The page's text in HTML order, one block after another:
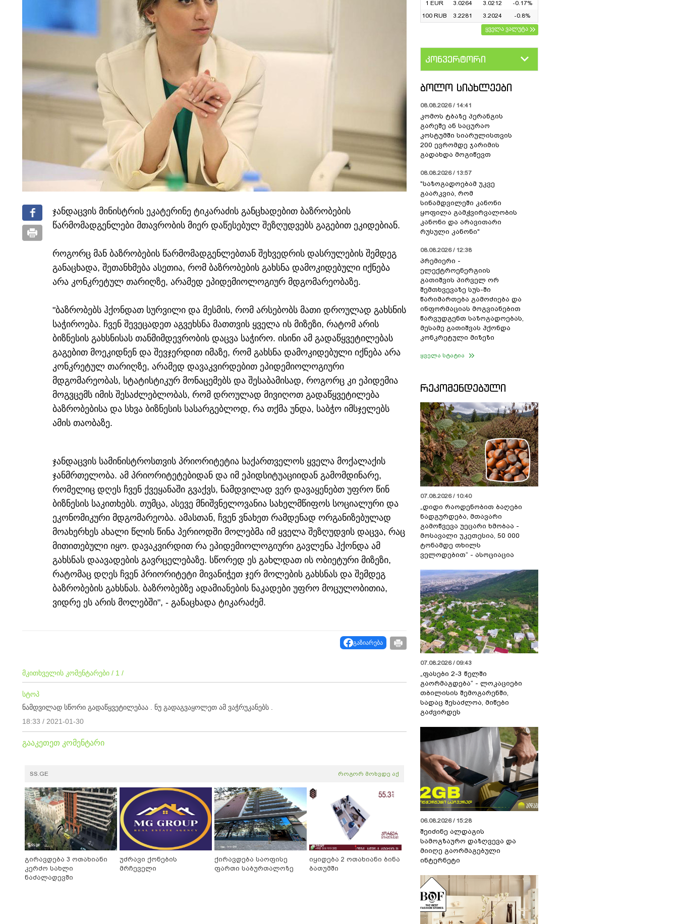
ჯანდაცვის მინისტრის ეკატერინე ტიკარაძის განცხადებით ბაზრობების
წარმომადგენლები მთავრობის მიერ დაწესებულ შეზღუდვებს გაგებით ეკიდებიან.
როგორც მან ბაზრობების წარმომადგენლებთან შეხვედრის დასრულების შემდეგ
განაცხადა, შეთანხმება ასეთია, რომ ბაზრობების გახსნა დამოკიდებული იქნება
არა კონკრეტულ თარიღზე, არამედ ეპიდემიოლოგიურ მდგომარეობაზე.
"ბაზრობებს ჰქონდათ სურვილი და მესმის, რომ არსებობს მათი დროულად გახსნის
საჭიროება. ჩვენ შევეცადეთ აგვეხსნა მათთვის ყველა ის მიზეზი, რატომ არის
ბიზნესის გახსნისას თანმიმდევრობის დაცვა საჭირო. ისინი ამ გადაწყვეტილებას
გაგებით მოეკიდნენ და შევჯერდით იმაზე, რომ გახსნა დამოკიდებული იქნება არა
კონკრეტულ თარიღზე, არამედ დავაკვირდებით ეპიდემიოლოგიური
მდგომარეობას, სტატისტიკურ მონაცემებს და შესაბამისად, როგორც კი ეპიდემია
მოგვცემს იმის შესაძლებლობას, რომ დროულად მივიღოთ გადაწყვეტილება
ბაზრობებისა და სხვა ბიზნესის სასარგებლოდ, რა თქმა უნდა, საბჭო იმსჯელებს
ამის თაობაზე.
ჯანდაცვის სამინისტროსთვის პრიორიტეტია საქართველოს ყველა მოქალაქის
ჯანმრთელობა. ამ პრიორიტეტებიდან და იმ ეპიდსიტუაციიდან გამომდინარე,
რომელიც დღეს ჩვენ ქვეყანაში გვაქვს, ნამდვილად ვერ დავაყენებთ უფრო წინ
ბიზნესის საკითხებს. თუმცა, ასევე მნიშვნელოვანია სახელმწიფოს სოციალური და
ეკონომიკური მდგომარეობა. ამასთან, ჩვენ ვნახეთ რამდენად ორგანიზებულად
მოახერხეს ახალი წლის წინა პერიოდში მოლებმა იმ ყველა შეზღუდვის დაცვა, რაც
მითითებული იყო. დავაკვირდით რა ეპიდემიოლოგიური გავლენა ჰქონდა ამ
გახსნას დაავადების გავრცელებაზე. სწორედ ეს გახლდათ ის ობიეტური მიზეზი,
რატომაც დღეს ჩვენ პრიორიტეტი მივანიჭეთ ჯერ მოლების გახსნას და შემდეგ
ბაზრობების გახსნას. ბაზრობებზე ადამიანების ნაკადები უფრო მოცულობითია,
ვიდრე ეს არის მოლებში", - განაცხადა ტიკარაძემ.
გაზიარება
მკითხველის კომენტარები / 1 /
სტოპ
ნამდვილად სწორი გადაწყვეტილებაა . ნუ გადაგვაყოლეთ ამ ვაჭრუკანებს .
18:33 / 2021-01-30
გააკეთეთ კომენტარი
SS.GE როგორ მოხვდე აქ
გირავდება 3 ოთახიანი
კერძო სახლი
ნაძალადევში
უძრავი ქონების
მრჩეველი
ქირავდება საოფისე
ფართი საბურთალოზე
იყიდება 2 ოთახიანი ბინა
ბათუმში
1 EUR
3.0264 3.0212
-0.17%
100 RUB
3.2281 3.2024
-0.8%
ყველა ვალუტა
კონვერტორი
ᲑᲝᲚᲝ ᲡᲘᲐᲮᲚᲔᲔᲑᲘ
08.08.2026 / 14:41
კომოს ტბაზე პერანგის
გარეშე ან საცურაო
კოსტუმში სიარულისთვის
200 ევრომდე ჯარიმის
გადახდა მოგიწევთ
08.08.2026 / 13:57
"საზოგადოებამ უკვე
გაარკვია, რომ
სინამდვილეში კანონი
ყოფილა გამჭვირვალობის
კანონი და არავითარი
რუსული კანონი"
08.08.2026 / 12:38
პრემიერი -
ელექტროენერგიის
გათიშვის პირველ ორ
შემთხვევაზე სუს-ში
წარიმართება გამოძიება და
ინფორმაციას მოგვიანებით
წარვუდგენთ საზოგადოებას,
მესამე გათიშვას ჰქონდა
კონკრეტული მიზეზი
ყველა სტატია
ᲠᲔᲙᲝᲛᲔᲜᲓᲔᲑᲣᲚᲘ
07.08.2026 / 10:40
„დიდი რაოდენობით ბაღები
ნადგურდება, მთავარი
გამოწვევა უეცარი ხმობაა -
მოსავალი უკეთესია, 50 000
ტონამდე თხილს
ველოდებით“ - ასოციაცია
07.08.2026 / 09:43
„ფასები 2-3 წელში
გაორმაგდება“ - ლოკაციები
თბილისის შემოგარენში,
სადაც შესაძლოა, მიწები
გაძვირდეს
06.08.2026 / 15:28
შეიძინე ალდაგის
სამოგზაურო დაზღვევა და
მიიღე გაორმაგებული
ინტერნეტი